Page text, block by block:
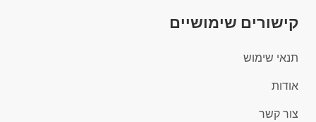
קישורים שימושיים
תנאי שימוש
אודות
צור קשר